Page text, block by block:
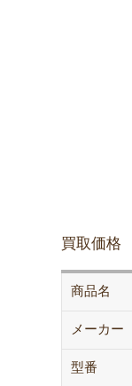
買取価格
商品名
メーカー
型番